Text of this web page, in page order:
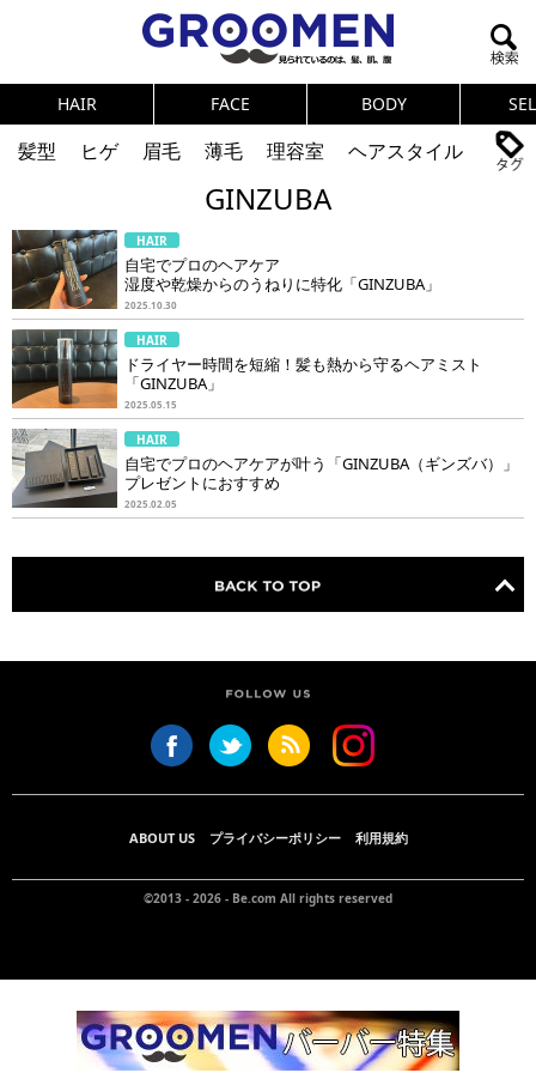
HAIR FACE BODY
髪型 ヒゲ 眉毛 薄毛 理容室
ヘアスタイル
ニオイ
連載
メンズコスメ
NEWS PICK UP
テストステロン
海外セレブ
健康
スキンケア 食事
調査結果
トレーニング
好印象な男
頭皮ケア
ダイエット
理容室
GINZUBA
HAIR
自宅でプロのヘアケア
湿度や乾燥からのうねりに特化「GINZUBA」
2025.10.30
HAIR
ドライヤー時間を短縮！髪も熱から守るヘアミスト
「GINZUBA」
2025.05.15
HAIR
自宅でプロのヘアケアが叶う「GINZUBA（ギンズバ）」
プレゼントにおすすめ
2025.02.05
ABOUT US プライバシーポリシー 利用規約
©2013 - 2026 - Be.com All rights reserved